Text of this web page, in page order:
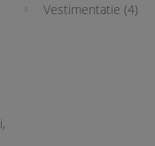
Vestimentatie (4)